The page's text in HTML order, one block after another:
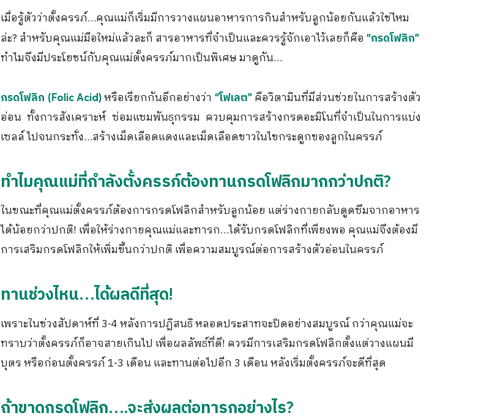
เมื่อรู้ตัวว่าตั้งครรภ์…คุณแม่ก็เริ่มมีการวางแผนอาหารการกินสำหรับลูกน้อยกันแล้วใช่ไหม
ล่ะ? สำหรับคุณแม่มือใหม่แล้วละก็ สารอาหารที่จำเป็นและควรรู้จักเอาไว้เลยก็คือ“กรดโฟลิก”
ทำไมจึงมีประโยชน์กับคุณแม่ตั้งครรภ์มากเป็นพิเศษ มาดูกัน…
กรดโฟลิก (Folic Acid)หรือเรียกกันอีกอย่างว่า “โฟเลต”คือวิตามินที่มีส่วนช่วยในการสร้างตัว
อ่อน ทั้งการสังเคราะห์ ซ่อมแซมพันธุกรรม ควบคุมการสร้างกรดอะมิโนที่จำเป็นในการแบ่ง
เซลล์ ไปจนกระทั่ง…สร้างเม็ดเลือดแดงและเม็ดเลือดขาวในไขกระดูกของลูกในครรภ์
ทำไมคุณแม่ที่กำลังตั้งครรภ์ต้องทานกรดโฟลิกมากกว่าปกติ?
ในขณะที่คุณแม่ตั้งครรภ์ต้องการกรดโฟลิกสำหรับลูกน้อย แต่ร่างกายกลับดูดซึมจากอาหาร
ได้น้อยกว่าปกติ! เพื่อให้ร่างกายคุณแม่และทารก…ได้รับกรดโฟลิกที่เพียงพอ คุณแม่จึงต้องมี
การเสริมกรดโฟลิกให้เพิ่มขึ้นกว่าปกติ เพื่อความสมบูรณ์ต่อการสร้างตัวอ่อนในครรภ์
ทานช่วงไหน…ได้ผลดีที่สุด!
เพราะในช่วงสัปดาห์ที่ 3-4 หลังการปฏิสนธิ หลอดประสาทจะปิดอย่างสมบูรณ์ กว่าคุณแม่จะ
ทราบว่าตั้งครรภ์ก็อาจสายเกินไป เพื่อผลลัพธ์ที่ดี! ควรมีการเสริมกรดโฟลิกตั้งแต่วางแผนมี
บุตร หรือก่อนตั้งครรภ์ 1-3 เดือน และทานต่อไปอีก 3 เดือน หลังเริ่มตั้งครรภ์จะดีที่สุด
ถ้าขาดกรดโฟลิก….จะส่งผลต่อทารกอย่างไร?